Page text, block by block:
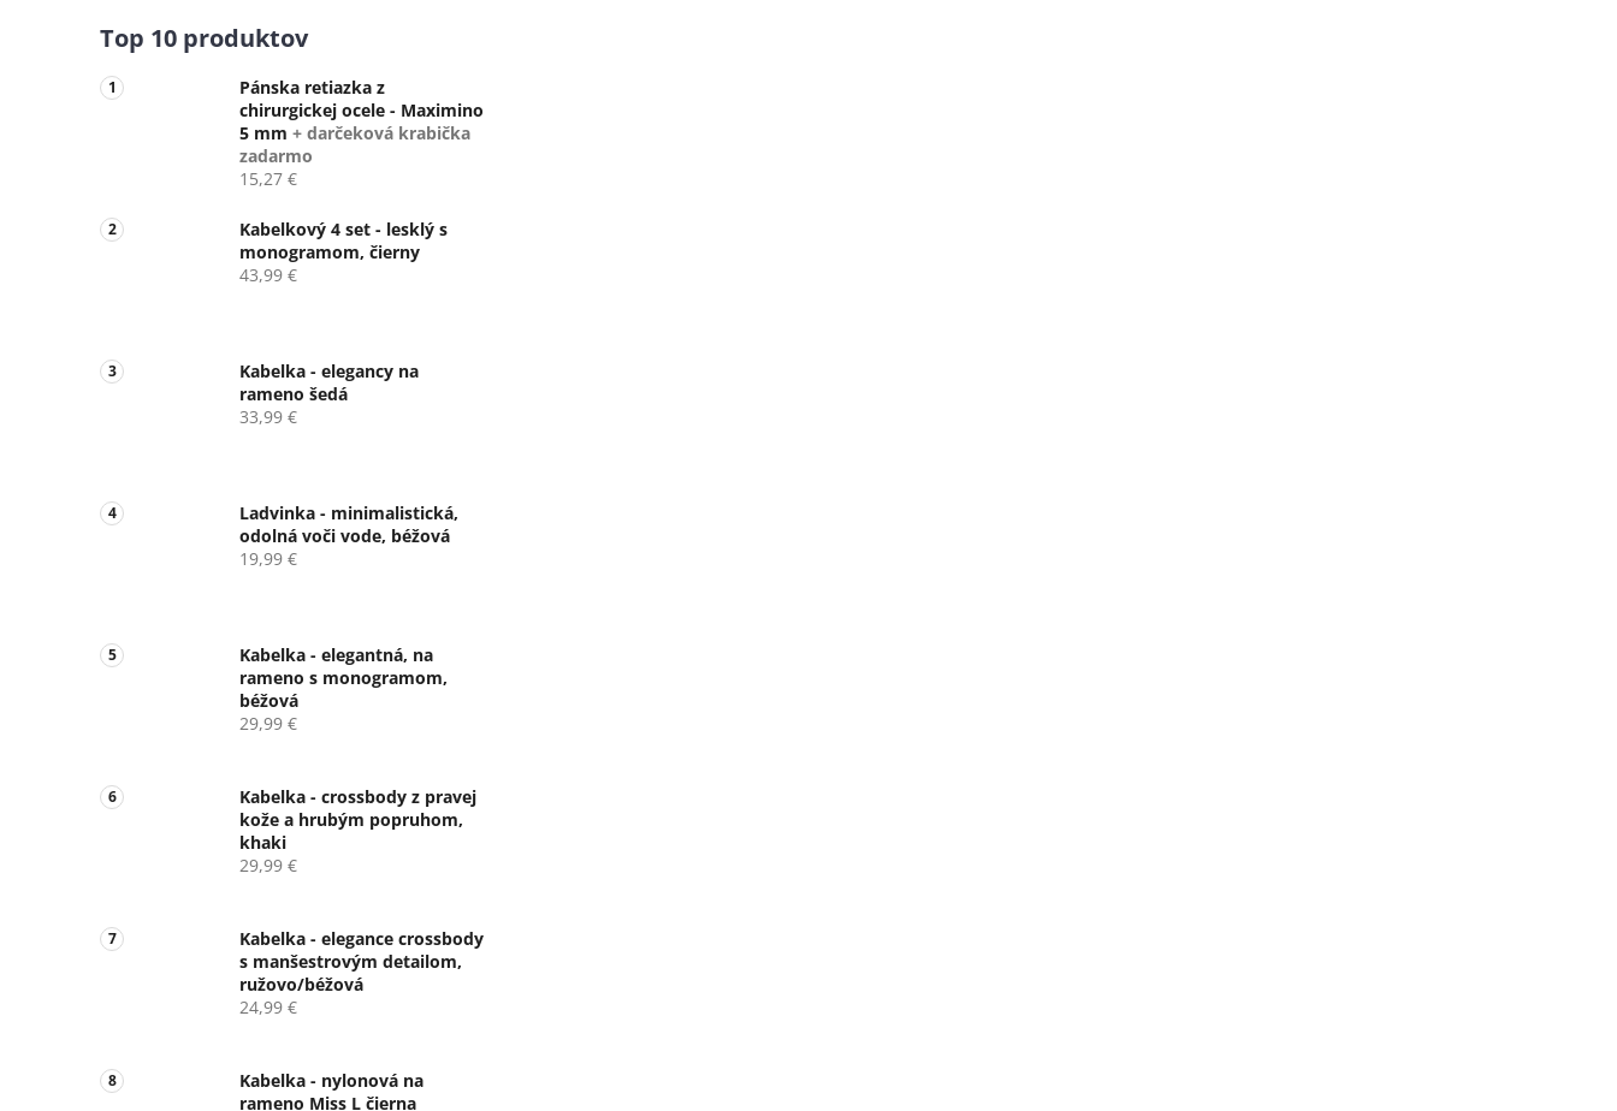
Top 10 produktov
Pánska retiazka z
chirurgickej ocele - Maximino
5 mm + darčeková krabička
zadarmo
15,27 €
Kabelkový 4 set - lesklý s
monogramom, čierny
43,99 €
Kabelka - elegancy na
rameno šedá
33,99 €
Ladvinka - minimalistická,
odolná voči vode, béžová
19,99 €
Kabelka - elegantná, na
rameno s monogramom,
béžová
29,99 €
Kabelka - crossbody z pravej
kože a hrubým popruhom,
khaki
29,99 €
Kabelka - elegance crossbody
s manšestrovým detailom,
ružovo/béžová
24,99 €
Kabelka - nylonová na
rameno Miss L čierna